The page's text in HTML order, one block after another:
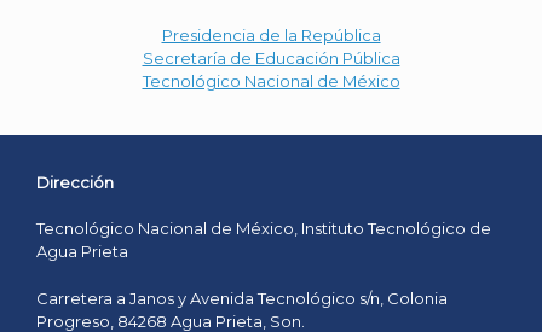
Presidencia de la República
Secretaría de Educación Pública
Tecnológico Nacional de México
Dirección
Tecnológico Nacional de México, Instituto Tecnológico de
Agua Prieta
Carretera a Janos y Avenida Tecnológico s/n, Colonia
Progreso, 84268 Agua Prieta, Son.